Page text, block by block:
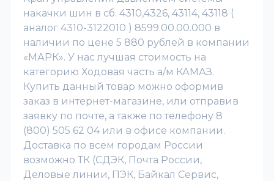
накачки шин в сб. 4310,4326, 43114, 43118 (
аналог 4310-3122010 ) 8599.00.00.000 в
наличии по цене 5 880 рублей в компании
«МАРК». У нас лучшая стоимость на
категорию Ходовая часть а/м КАМАЗ.
Купить данный товар можно оформив
заказ в интернет-магазине, или отправив
заявку по почте, а также по телефону 8
(800) 505 62 04 или в офисе компании.
Доставка по всем городам России
возможно ТК (СДЭК, Почта России,
Деловые линии, ПЭК, Байкал Сервис,